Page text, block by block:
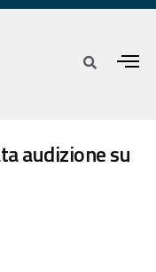
audizione su